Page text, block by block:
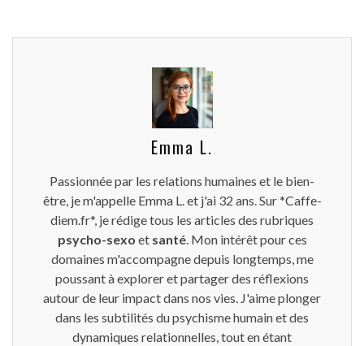
Emma L.
Passionnée par les relations humaines et le bien-
être, je m'appelle Emma L. et j'ai 32 ans. Sur *Caffe-
diem.fr*, je rédige tous les articles des rubriques
psycho-sexo et santé. Mon intérêt pour ces
domaines m'accompagne depuis longtemps, me
poussant à explorer et partager des réflexions
autour de leur impact dans nos vies. J'aime plonger
dans les subtilités du psychisme humain et des
dynamiques relationnelles, tout en étant